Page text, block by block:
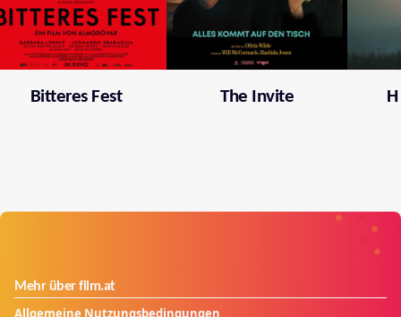
Bitteres Fest The Invite
Mehr über film.at
Allgemeine Nutzungsbedingungen